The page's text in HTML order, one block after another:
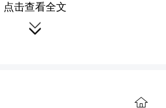
点击查看全文
